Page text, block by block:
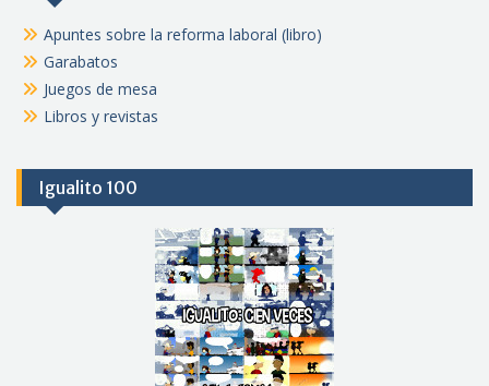
Apuntes sobre la reforma laboral (libro)
Garabatos
Juegos de mesa
Libros y revistas
Igualito 100